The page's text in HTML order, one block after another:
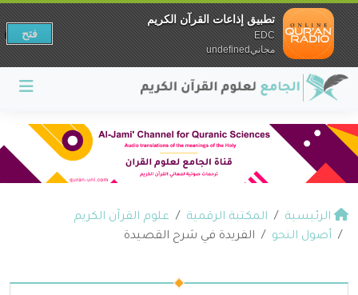
الرئيسية المكتبة الرقمية
علوم القرآن الكريم
أصول النحو
الفريدة في شرح القصيدة
تطبيق إذاعات القرآن الكريم
EDC
مجانيundefined
فتح